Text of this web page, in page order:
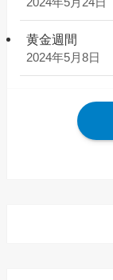
黄金週間
2024年5月8日